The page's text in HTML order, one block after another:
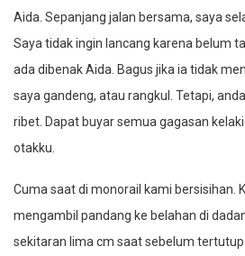
Aida. Sepanjang jalan bersama, saya
Saya tidak ingin lancang karena belum
ada dibenak Aida. Bagus jika ia tidak
saya gandeng, atau rangkul. Tetapi,
ribet. Dapat buyar semua gagasan
otakku.
Cuma saat di monorail kami bersisihan.
mengambil pandang ke belahan di
sekitaran lima cm saat sebelum